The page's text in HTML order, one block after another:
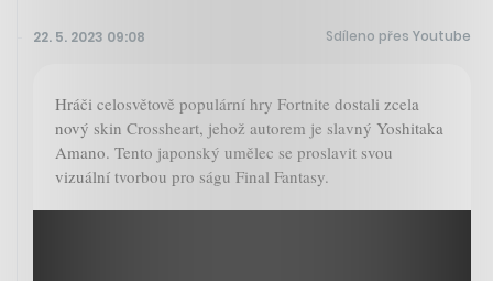
22. 5. 2023 09:08 Sdíleno přes Youtube
Hráči celosvětově populární hry Fortnite dostali zcela
nový skin Crossheart, jehož autorem je slavný Yoshitaka
Amano. Tento japonský umělec se proslavit svou
vizuální tvorbou pro ságu Final Fantasy.